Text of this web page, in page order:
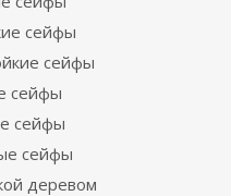
сейфы
сейфы
сейфы
сейфы
сейфы
деревом